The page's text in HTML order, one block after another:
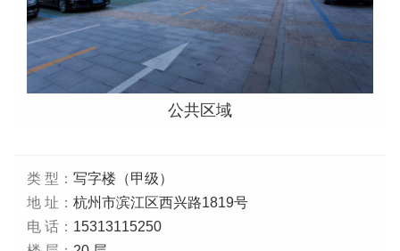
公共区域
类 型： 写字楼（甲级）
地 址： 杭州市滨江区西兴路1819号
电 话： 15313115250